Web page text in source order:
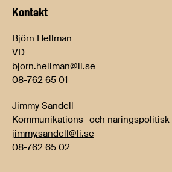
Kontakt
Björn Hellman
VD
bjorn.hellman@li.se
08-762 65 01
Jimmy Sandell
Kommunikations- och
jimmy.sandell@li.se
08-762 65 02